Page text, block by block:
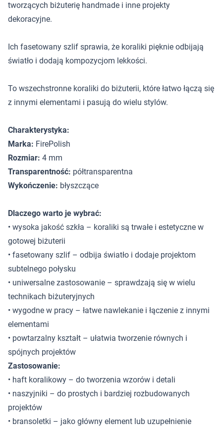
tworzących biżuterię handmade i inne projekty
dekoracyjne.
Ich fasetowany szlif sprawia, że koraliki pięknie odbijają
światło i dodają kompozycjom lekkości.
To wszechstronne koraliki do biżuterii, które łatwo łączą się
z innymi elementami i pasują do wielu stylów.
Charakterystyka:
Marka: FirePolish
Rozmiar: 4 mm
Transparentność: półtransparentna
Wykończenie: błyszczące
Dlaczego warto je wybrać:
• wysoka jakość szkła – koraliki są trwałe i estetyczne w
gotowej biżuterii
• fasetowany szlif – odbija światło i dodaje projektom
subtelnego połysku
• uniwersalne zastosowanie – sprawdzają się w wielu
technikach biżuteryjnych
• wygodne w pracy – łatwe nawlekanie i łączenie z innymi
elementami
• powtarzalny kształt – ułatwia tworzenie równych i
spójnych projektów
Zastosowanie:
• haft koralikowy – do tworzenia wzorów i detali
• naszyjniki – do prostych i bardziej rozbudowanych
projektów
• bransoletki – jako główny element lub uzupełnienie